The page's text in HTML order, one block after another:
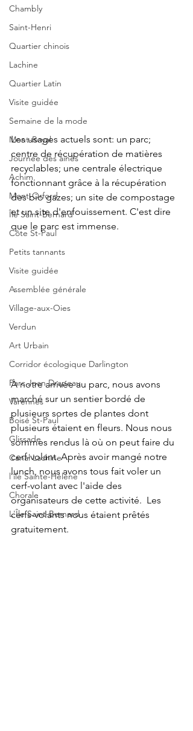
Chambly
Saint-Henri
Quartier chinois
Lachine
Quartier Latin
Visite guidée
Semaine de la mode
Mont-Royal
Journée des ainés
Achim
Mont-Orford
Île Saint-Bernard
Côte St-Paul
Petits tannants
Visite guidée
Assemblée générale
Village-aux-Oies
Verdun
Art Urbain
Corridor écologique Darlington
Parc Jean Drapeau
Varennes
Boisé St-Paul
Glissade
Canal Lachine
l’île Sainte-Hélène
Chorale
L'Île Saint-Bernard
Les usages actuels sont: un parc;
centre de récupération de matières
recyclables; une centrale électrique
fonctionnant grâce à la récupération
des bio gazes; un site de compostage
et un site d'enfouissement. C'est dire
que le parc est immense.
À notre arrivée au parc, nous avons
marché sur un sentier bordé de
plusieurs sortes de plantes dont
plusieurs étaient en fleurs. Nous nous
sommes rendus là où on peut faire du
cerf-volant. Après avoir mangé notre
lunch, nous avons tous fait voler un
cerf-volant avec l'aide des
organisateurs de cette activité.  Les
cerfs-volants nous étaient prêtés
gratuitement.